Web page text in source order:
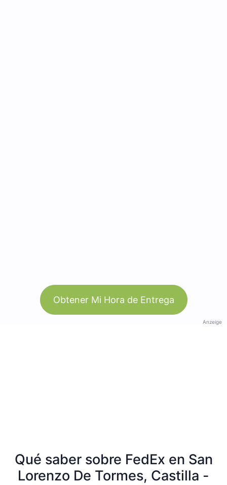
Obtener Mi Hora de Entrega
Anzeige
Qué saber sobre FedEx en San
Lorenzo De Tormes, Castilla -